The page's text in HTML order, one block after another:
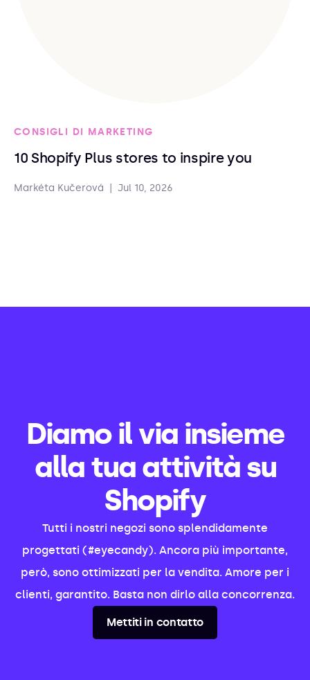
CONSIGLI DI MARKETING
10 Shopify Plus stores to inspire you
Markéta Kučerová Jul 10, 2026
Diamo il via insieme
alla tua attività su
Shopify
Tutti i nostri negozi sono splendidamente
progettati (#eyecandy). Ancora più importante,
però, sono ottimizzati per la vendita. Amore per i
clienti, garantito. Basta non dirlo alla concorrenza.
Mettiti in contatto